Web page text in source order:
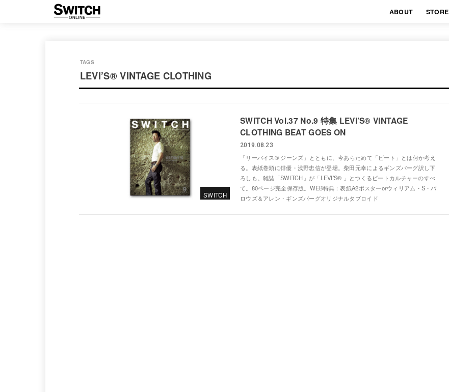
ABOUT STORE
LEVI’S®️ VINTAGE CLOTHING
SWITCH
SWITCH Vol.37 No.9 特集 LEVI’S®️ VINTAGE
CLOTHING BEAT GOES ON
2019.08.23
「リーバイス®️ ジーンズ」とともに、今あらためて「ビート」とは何か考え
る。表紙巻頭に俳優・浅野忠信が登場。柴田元幸によるギンズバーグ訳し下
ろしも。雑誌「SWITCH」が「LEVI’S®️ 」とつくるビートカルチャーのすべ
て。80ページ完全保存版。WEB特典：表紙A2ポスターorウィリアム・S・バ
ロウズ＆アレン・ギンズバーグオリジナルタブロイド